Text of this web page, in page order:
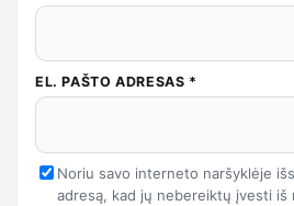
EL. PAŠTO ADRESAS *
Noriu savo interneto naršyklėje
adresą, kad jų nebereiktų įvesti iš